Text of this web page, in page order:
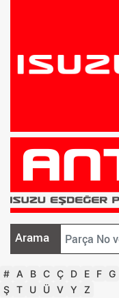
Arama
# A B C Ç D E F G
Ş T U Ü V Y Z